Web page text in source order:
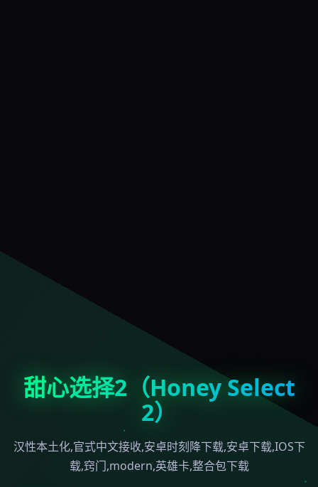
甜心选择2（Honey Select
2）
汉性本土化,官式中文接收,安卓时刻降下载,安卓下载,IOS下
载,窍门,modern,英雄卡,整合包下载